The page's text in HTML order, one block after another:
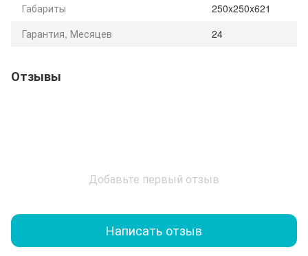
Габариты
250x250x621
Гарантия, Месяцев
24
Отзывы
Добавьте первый отзыв
Написать отзыв